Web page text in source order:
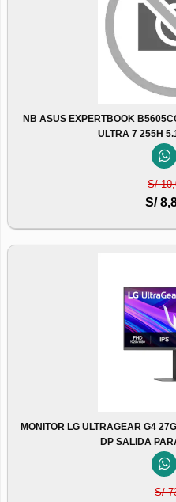
NB ASUS EXPERTBOOK
ULTRA 7 255H
S/
S/
MONITOR LG ULTRAGEAR G4
DP SALIDA
S/